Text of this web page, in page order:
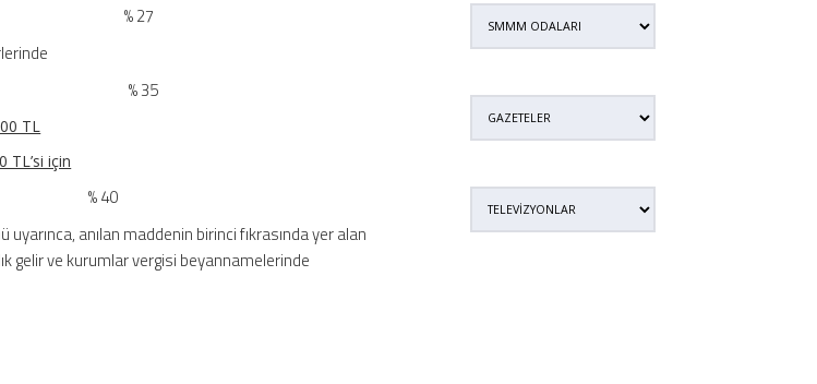
fazlası % 27
TL), fazlası % 35
TL
TL’si için
% 40
anılan maddenin birinci fıkrasında yer alan
gelir ve kurumlar vergisi beyannamelerinde